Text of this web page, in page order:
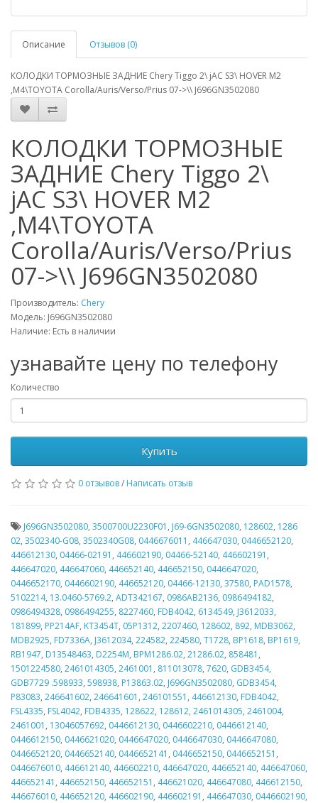
Описание Отзывов (0)
КОЛОДКИ ТОРМОЗНЫЕ ЗАДНИЕ Chery Tiggo 2\ jAC S3\ HOVER M2
,M4\TOYOTA Corolla/Auris/Verso/Prius 07->\\ J696GN3502080
КОЛОДКИ ТОРМОЗНЫЕ
ЗАДНИЕ Chery Tiggo 2\
jAC S3\ HOVER M2
,M4\TOYOTA
Corolla/Auris/Verso/Prius
07->\\ J696GN3502080
Производитель: Chery
Модель: J696GN3502080
Наличие: Есть в наличии
узнавайте цену по телефону
Количество
Купить
0 отзывов/ Написать отзыв
J696GN3502080, 3500700U2230F01 , J69-6GN3502080, 128602, 1286
02, 3502340-G08, 3502340G08, 0446676011 , 446647030, 0446652120,
446612130, 04466-02191 , 446602190, 04466-52140, 446602191 ,
446647020, 446647060, 446652140, 446652150, 0446647020,
0446652170, 0446602190, 446652120, 04466-12130, 37580, PAD1578,
5102214, 13.0460-5769.2, ADT342167, 0986AB2136, 0986494182,
0986494328, 0986494255, 8227460, FDB4042, 6134549, J3612033,
181899, PP214AF, KT3454T, 05P1312, 2207460, 128602, 892, MDB3062,
MDB2925, FD7336A, J3612034, 224582, 224580, T1728, BP1618, BP1619,
RB1947, D13548463, D2254M, BPM1286.02, 21286.02, 858481 ,
1501224580, 2461014305, 2461001 , 811013078, 7620, GDB3454,
GDB7729 .598933, 598938, P13863.02, J696GN3502080, GDB3454,
P83083, 246641602, 246641601 , 246101551 , 446612130, FDB4042,
FSL4335, FSL4042, FDB4335, 128622, 128612, 2461014305, 2461004,
2461001 , 13046057692, 0446612130, 0446602210, 0446612140,
0446612150, 0446621020, 0446647020, 0446647030, 0446647080,
0446652120, 0446652140, 0446652141 , 0446652150, 0446652151 ,
0446676010, 446612140, 446602210, 446647020, 446652140, 446647060,
446652141 , 446652150, 446652151 , 446621020, 446647080, 446612150,
446676010, 446652120, 446602190, 446602191 , 446647030, 0446602190,